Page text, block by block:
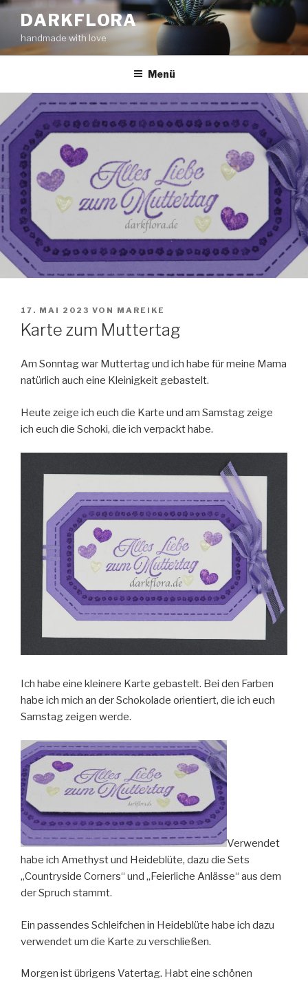
Zum
Inhalt
springen
DARKFLORA
handmade with love
Menü
VERÖFFENTLICHT
AM
17. MAI 2023 VON MAREIKE
Karte zum Muttertag
Am Sonntag war Muttertag und ich habe für meine Mama
natürlich auch eine Kleinigkeit gebastelt.
Heute zeige ich euch die Karte und am Samstag zeige
ich euch die Schoki, die ich verpackt habe.
Ich habe eine kleinere Karte gebastelt. Bei den Farben
habe ich mich an der Schokolade orientiert, die ich euch
Samstag zeigen werde.
Verwendet
habe ich Amethyst und Heideblüte, dazu die Sets
„Countryside Corners“ und „Feierliche Anlässe“ aus dem
der Spruch stammt.
Ein passendes Schleifchen in Heideblüte habe ich dazu
verwendet um die Karte zu verschließen.
Morgen ist übrigens Vatertag. Habt eine schönen